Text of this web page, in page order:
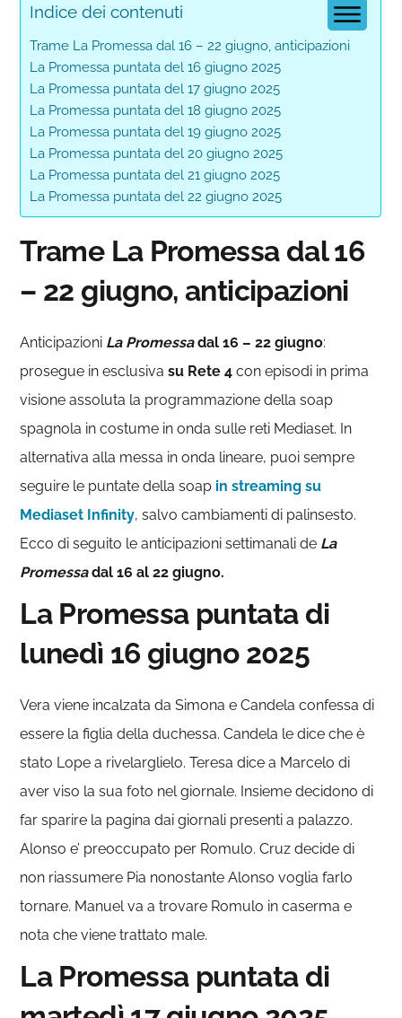
Indice dei contenuti
Trame La Promessa dal 16 – 22 giugno, anticipazioni
La Promessa puntata del 16 giugno 2025
La Promessa puntata del 17 giugno 2025
La Promessa puntata del 18 giugno 2025
La Promessa puntata del 19 giugno 2025
La Promessa puntata del 20 giugno 2025
La Promessa puntata del 21 giugno 2025
La Promessa puntata del 22 giugno 2025
Trame La Promessa dal 16
– 22 giugno, anticipazioni
Anticipazioni La Promessadal 16 – 22 giugno:
prosegue in esclusivasu Rete 4 con episodi in prima
visione assoluta la programmazione della soap
spagnola in costume in onda sulle reti Mediaset. In
alternativa alla messa in onda lineare, puoi sempre
seguire le puntate della soap in streaming su
Mediaset Infinity, salvo cambiamenti di palinsesto.
Ecco di seguito le anticipazioni settimanali de La
Promessadal 16 al 22 giugno.
La Promessa puntata di
lunedì 16 giugno 2025
Vera viene incalzata da Simona e Candela confessa di
essere la figlia della duchessa. Candela le dice che è
stato Lope a rivelarglielo. Teresa dice a Marcelo di
aver viso la sua foto nel giornale. Insieme decidono di
far sparire la pagina dai giornali presenti a palazzo.
Alonso e’ preoccupato per Romulo. Cruz decide di
non riassumere Pia nonostante Alonso voglia farlo
tornare. Manuel va a trovare Romulo in caserma e
nota che viene trattato male.
La Promessa puntata di